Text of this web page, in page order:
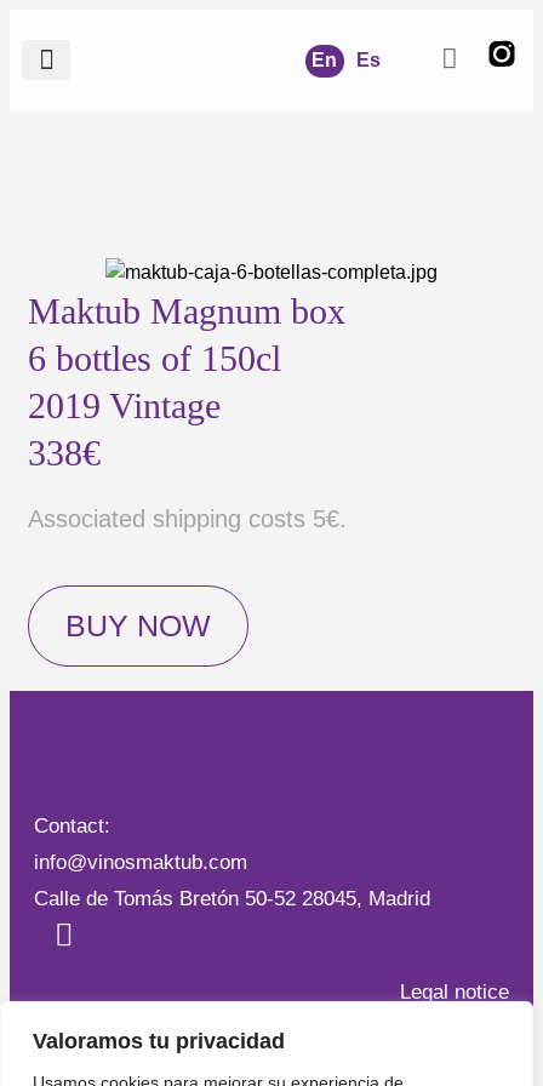
Valoramos tu privacidad
En Es
Maktub Magnum box
6 bottles of 150cl
2019 Vintage
338€
Associated shipping costs 5€.
BUY NOW
Contact:
info@vinosmaktub.com
Calle de Tomás Bretón 50-52 28045, Madrid
Legal notice